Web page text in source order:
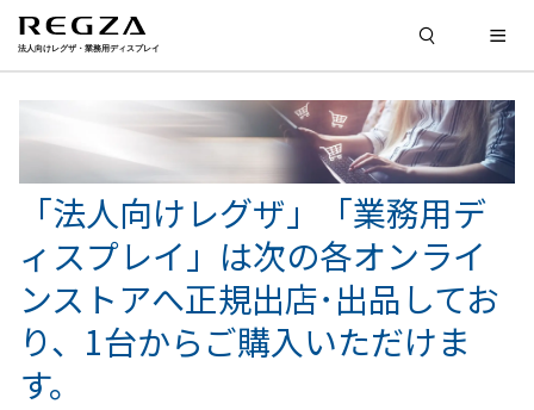
「法人向けレグザ」「業務用デ
ィスプレイ」は次の各オンライ
ンストアへ正規出店･出品してお
り、1台からご購入いただけま
す。